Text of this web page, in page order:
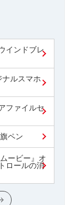
インドブレ
ルスマホ
ファイルセ
ペン
ービー』オ
ロールの消